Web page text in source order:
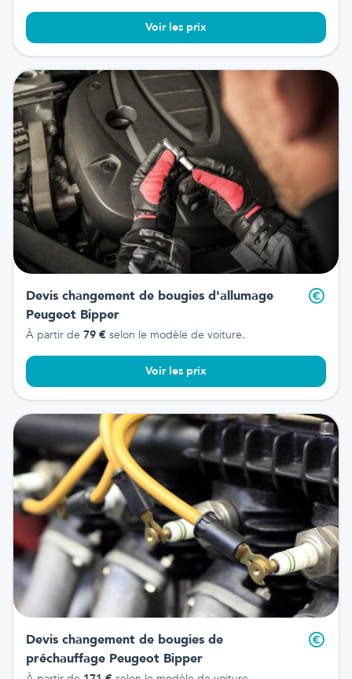
Voir les prix
Devis changement de bougies d'allumage
Peugeot Bipper
À partir de 79 € selon le modèle de voiture.
Voir les prix
Devis changement de bougies de
préchauffage Peugeot Bipper